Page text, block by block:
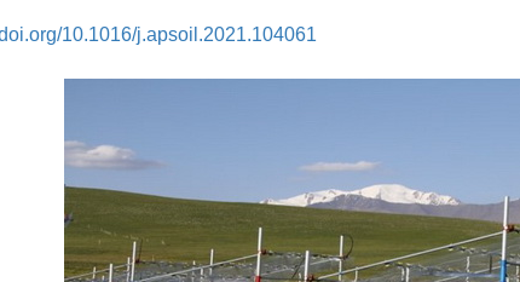
10.1016/j.apsoil.2021.104061